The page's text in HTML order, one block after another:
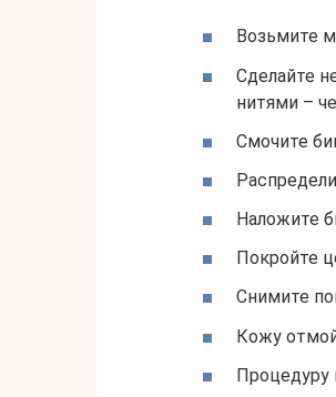
Возьмите
Сделайте
нитями –
Смочите
Наложите
Покройте
Снимите
Кожу
Процедуру